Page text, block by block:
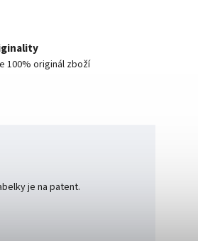
100% originál zboží
je na patent.